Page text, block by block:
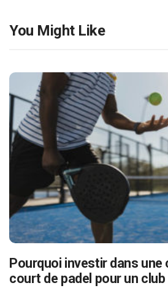
You Might Like
Pourquoi investir dans
court de padel pour un